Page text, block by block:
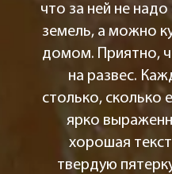
что за ней не
земель, а можно
домом. Приятно,
на развес.
столько, сколько
ярко
хорошая
твердую